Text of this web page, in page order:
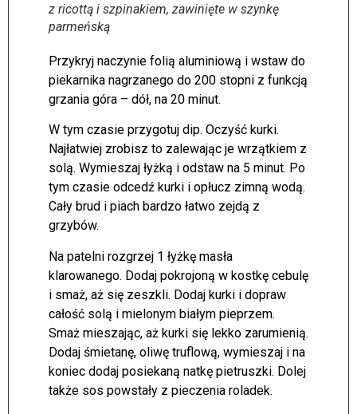
z ricottą i szpinakiem, zawinięte w szynkę
parmeńską
Przykryj naczynie folią aluminiową i wstaw do
piekarnika nagrzanego do 200 stopni z funkcją
grzania góra – dół, na 20 minut.
W tym czasie przygotuj dip. Oczyść kurki.
Najłatwiej zrobisz to zalewając je wrzątkiem z
solą. Wymieszaj łyżką i odstaw na 5 minut. Po
tym czasie odcedź kurki i opłucz zimną wodą.
Cały brud i piach bardzo łatwo zejdą z
grzybów.
Na patelni rozgrzej 1 łyżkę masła
klarowanego. Dodaj pokrojoną w kostkę cebulę
i smaż, aż się zeszkli. Dodaj kurki i dopraw
całość solą i mielonym białym pieprzem.
Smaż mieszając, aż kurki się lekko zarumienią.
Dodaj śmietanę, oliwę truflową, wymieszaj i na
koniec dodaj posiekaną natkę pietruszki. Dolej
także sos powstały z pieczenia roladek.